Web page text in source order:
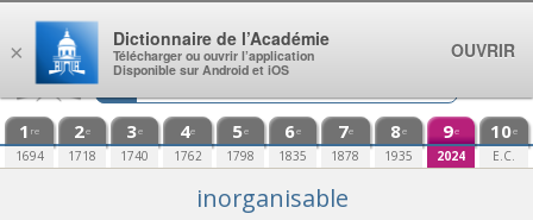
Aller au contenu
1 re
1694
2e
1718
3e
1740
4e
1762
5e
1798
6e
1835
7e
1878
8e
1935
9e
2024
10e
E.C.
inorganisable
×
Dictionnaire de l’Académie
Télécharger ou ouvrir l’application
Disponible sur Android et iOS
OUVRIR